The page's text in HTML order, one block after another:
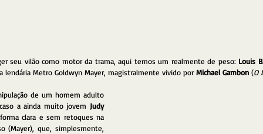
seu vilão como motor da trama, aqui temos um realmente de peso: Louis
Metro Goldwyn Mayer, magistralmente vivido por Michael Gambon (O
de um homem adulto
a ainda muito jovem Judy
clara e sem retoques na
(Mayer), que, simplesmente,